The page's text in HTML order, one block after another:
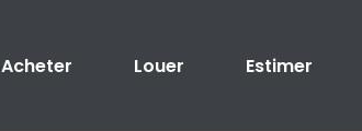
Acheter Louer Estimer